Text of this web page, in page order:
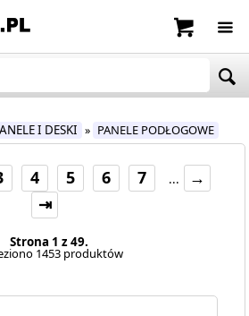
I DESKI » PANELE PODŁOGOWE
4 5 6 7 ...
→
⇥
Strona 1 z 49.
1453 produktów